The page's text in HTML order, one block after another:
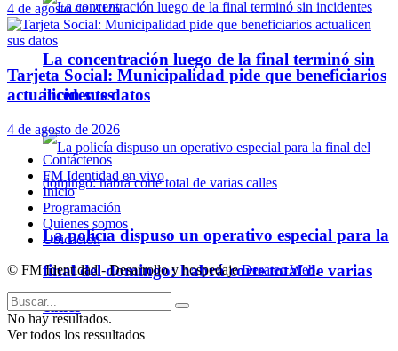
La concentración luego de la final terminó sin
incidentes
La policía dispuso un operativo especial para la
final del domingo: habrá corte total de varias
calles
4 de agosto de 2026
Tarjeta Social: Municipalidad pide que beneficiarios
actualicen sus datos
4 de agosto de 2026
Contáctenos
FM Identidad en vivo
Inicio
Programación
Quienes somos
Ubicación
© FM Identidad - Desarrollo y hospedajeDesatec Web.
No hay resultados.
Ver todos los ressultados